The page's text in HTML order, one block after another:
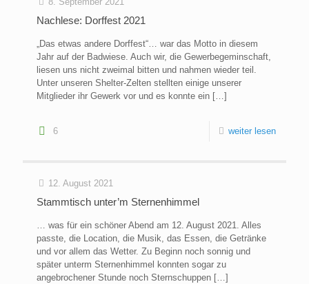
Nachlese: Dorffest 2021
„Das etwas andere Dorffest“… war das Motto in diesem
Jahr auf der Badwiese. Auch wir, die Gewerbegeminschaft,
liesen uns nicht zweimal bitten und nahmen wieder teil.
Unter unseren Shelter-Zelten stellten einige unserer
Mitglieder ihr Gewerk vor und es konnte ein […]
6 weiter lesen
12. August 2021
Stammtisch unter’m Sternenhimmel
… was für ein schöner Abend am 12. August 2021. Alles
passte, die Location, die Musik, das Essen, die Getränke
und vor allem das Wetter. Zu Beginn noch sonnig und
später unterm Sternenhimmel konnten sogar zu
angebrochener Stunde noch Sternschuppen […]